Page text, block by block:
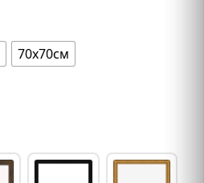
70х70см